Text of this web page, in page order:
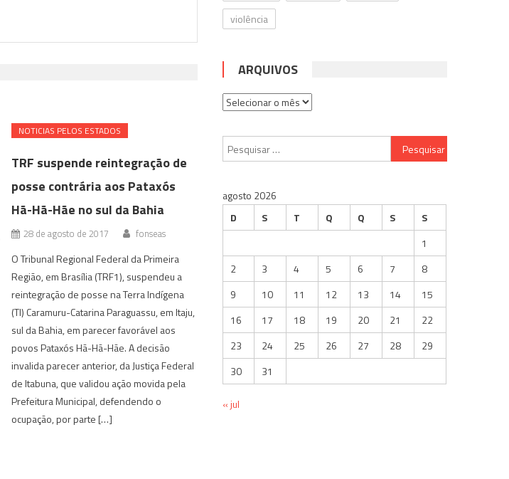
NOTICIAS PELOS ESTADOS
TRF suspende reintegração de
posse contrária aos Pataxós
Hã-Hã-Hãe no sul da Bahia
28 de agosto de 2017 fonseas
O Tribunal Regional Federal da Primeira
Região, em Brasília (TRF1), suspendeu a
reintegração de posse na Terra Indígena
(TI) Caramuru-Catarina Paraguassu, em Itaju,
sul da Bahia, em parecer favorável aos
povos Pataxós Hã-Hã-Hãe. A decisão
invalida parecer anterior, da Justiça Federal
de Itabuna, que validou ação movida pela
Prefeitura Municipal, defendendo o
ocupação, por parte […]
violência
ARQUIVOS
Arquivos
Pesquisar
por:
agosto 2026
D
S T Q Q S
S
1
2
3 4 5 6 7
8
9
10 11 12 13 14
15
16
17 18 19 20 21
22
23
24 25 26 27 28
29
30
31
« jul